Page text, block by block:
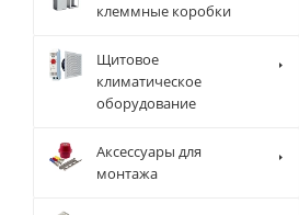
клеммные коробки
Щитовое
климатическое
оборудование
Аксессуары для
монтажа